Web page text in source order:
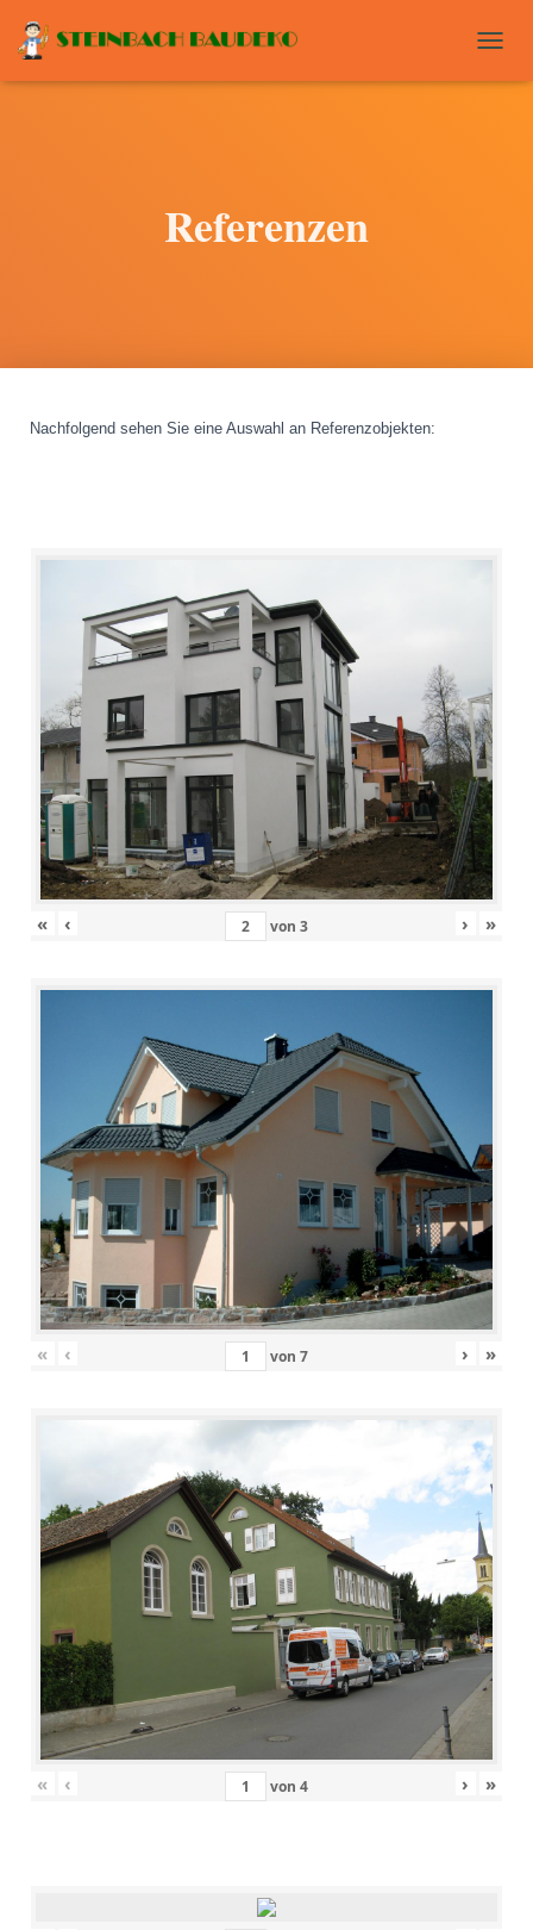
O
Referenzen
Nachfolgend sehen Sie eine Auswahl an Referenzobjekten:
« ‹ von 3 › »
« ‹ von 7 › »
« ‹ von 4 › »